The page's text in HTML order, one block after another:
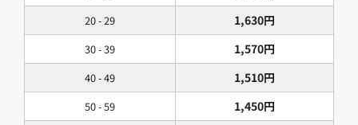
刷]
個
20 - 29 1,630円
30 - 39 1,570円
40 - 49 1,510円
50 - 59 1,450円